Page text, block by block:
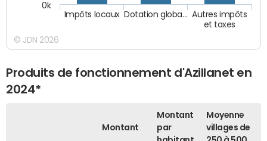
Autres impôts
et taxes
Dotation globa…
Impôts locaux
0k
© JDN 2026
Produits de fonctionnement d'Azillanet en
2024*
Montant
Montant
par
Moyenne
villages de